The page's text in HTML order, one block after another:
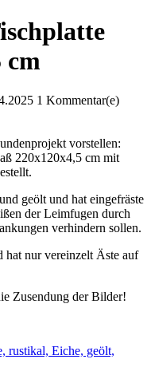
cm
1 Kommentar(e)
vorstellen:
220x120x4,5 cm mit
geölt und hat eingefräste
der Leimfugen durch
verhindern sollen.
hat nur vereinzelt Äste auf
Zusendung der Bilder!